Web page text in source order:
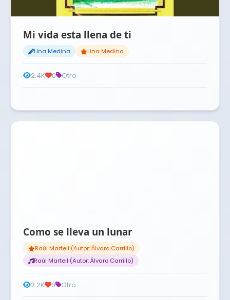
Mi vida esta llena de ti
Lina Medina Lina Medina
2.4K 0 Otro
Como se lleva un lunar
Raúl Martell (Autor: Álvaro Carrillo)
Raúl Martell (Autor: Álvaro Carrillo)
2.2K 0 Otro